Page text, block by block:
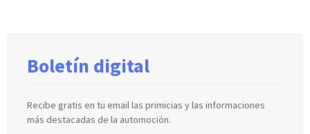
Boletín digital
Recibe gratis en tu email las primicias y las informaciones
más destacadas de la automoción.